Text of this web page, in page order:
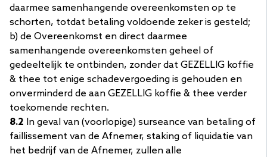
daarmee samenhangende overeenkomsten op te
schorten, totdat betaling voldoende zeker is gesteld;
b) de Overeenkomst en direct daarmee
samenhangende overeenkomsten geheel of
gedeeltelijk te ontbinden, zonder dat GEZELLIG koffie
& thee tot enige schadevergoeding is gehouden en
onverminderd de aan GEZELLIG koffie & thee verder
toekomende rechten.
8.2 In geval van (voorlopige) surseance van betaling of
faillissement van de Afnemer, staking of liquidatie van
het bedrijf van de Afnemer, zullen alle